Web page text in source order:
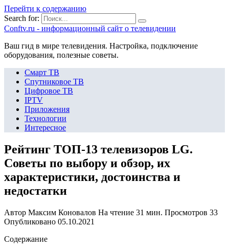
Перейти к содержанию
Search for:
Сonftv.ru - информационный сайт о телевидении
Ваш гид в мире телевидения. Настройка, подключение
оборудования, полезные советы.
Смарт ТВ
Спутниковое ТВ
Цифровое ТВ
IPTV
Приложения
Технологии
Интересное
Рейтинг ТОП-13 телевизоров LG.
Советы по выбору и обзор, их
характеристики, достоинства и
недостатки
Автор Максим Коновалов На чтение 31 мин. Просмотров 33
Опубликовано 05.10.2021
Содержание